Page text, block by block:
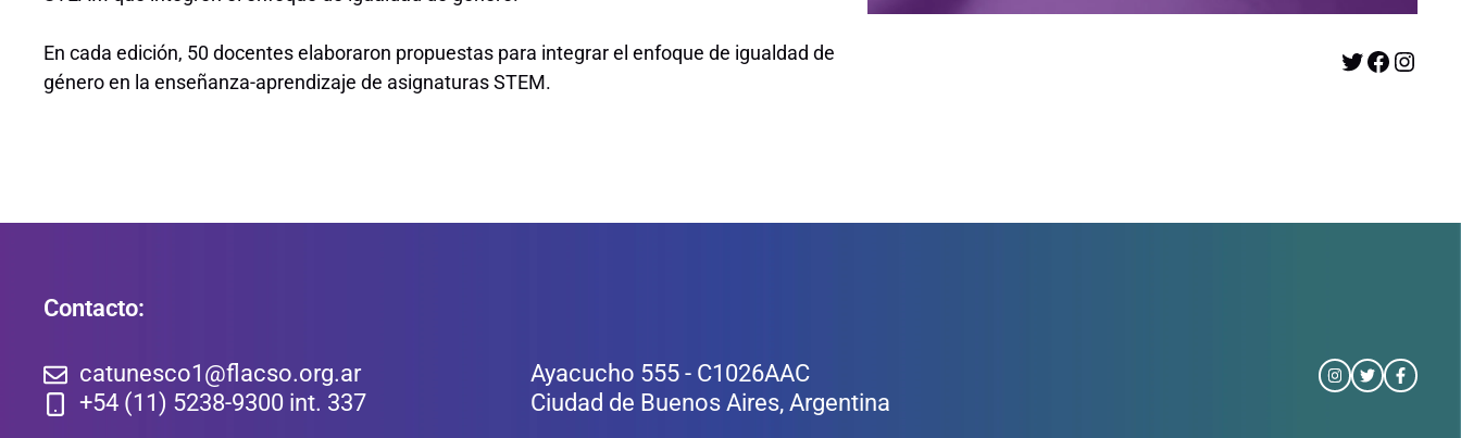
En cada edición, 50 docentes elaboraron propuestas para integrar el enfoque de igualdad de
género en la enseñanza-aprendizaje de asignaturas STEM.
Twitter Facebook Instagram
Contacto:
catunesco1@flacso.org.ar
+54 (11) 5238-9300 int. 337
Ayacucho 555 - C1026AAC
Ciudad de Buenos Aires, Argentina